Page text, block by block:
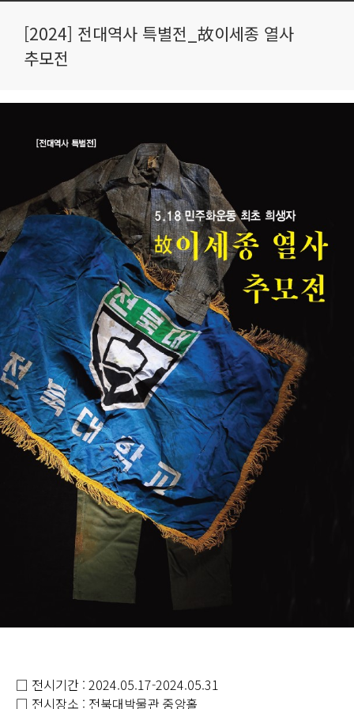
[2024] 전대역사 특별전_故이세종 열사
추모전
□ 전시기간 : 2024.05.17-2024.05.31
□ 전시장소 : 전북대박물관 중앙홀